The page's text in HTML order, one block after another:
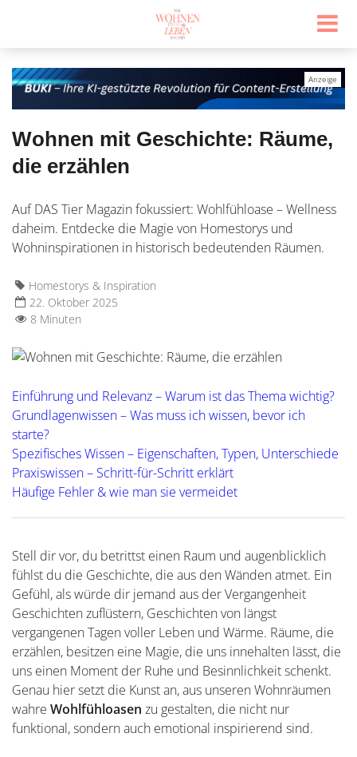
Wohnen mit Geschichte: Räume,
die erzählen
Auf DAS Tier Magazin fokussiert: Wohlfühloase – Wellness
daheim. Entdecke die Magie von Homestorys und
Wohninspirationen in historisch bedeutenden Räumen.
Homestorys & Inspiration
22. Oktober 2025
8 Minuten
Einführung und Relevanz – Warum ist das Thema wichtig?
Grundlagenwissen – Was muss ich wissen, bevor ich
starte?
Spezifisches Wissen – Eigenschaften, Typen, Unterschiede
Praxiswissen – Schritt-für-Schritt erklärt
Häufige Fehler & wie man sie vermeidet
Stell dir vor, du betrittst einen Raum und augenblicklich
fühlst du die Geschichte, die aus den Wänden atmet. Ein
Gefühl, als würde dir jemand aus der Vergangenheit
Geschichten zuflüstern, Geschichten von längst
vergangenen Tagen voller Leben und Wärme. Räume, die
erzählen, besitzen eine Magie, die uns innehalten lässt, die
uns einen Moment der Ruhe und Besinnlichkeit schenkt.
Genau hier setzt die Kunst an, aus unseren Wohnräumen
wahre Wohlfühloasen zu gestalten, die nicht nur
funktional, sondern auch emotional inspirierend sind.